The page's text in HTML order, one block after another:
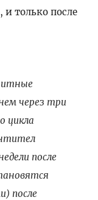
и только после
через три
цикла
после
после